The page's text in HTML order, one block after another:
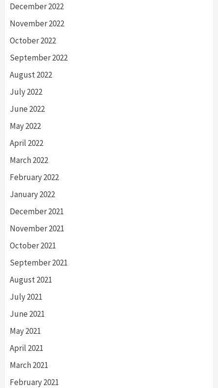
December 2022
November 2022
October 2022
September 2022
August 2022
July 2022
June 2022
May 2022
April 2022
March 2022
February 2022
January 2022
December 2021
November 2021
October 2021
September 2021
August 2021
July 2021
June 2021
May 2021
April 2021
March 2021
February 2021